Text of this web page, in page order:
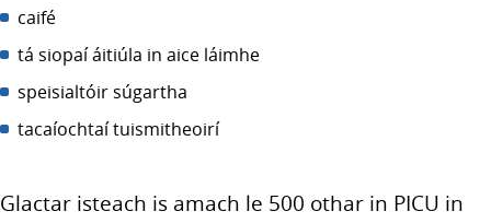
caifé
tá siopaí áitiúla in aice láimhe
speisialtóir súgartha
tacaíochtaí tuismitheoirí
Glactar isteach is amach le 500 othar in PICU in